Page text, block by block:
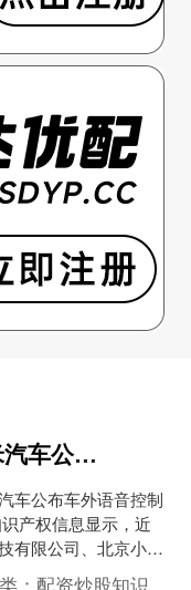
新影宝 小米汽车公布车外语音控制专利
车公布车外语音控制
产权信息显示，近
有限公司、北京小米
、北京小米松果电子